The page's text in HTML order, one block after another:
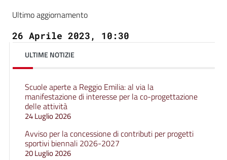
Ultimo aggiornamento
26 Aprile 2023, 10:30
ULTIME NOTIZIE
Scuole aperte a Reggio Emilia: al via la
manifestazione di interesse per la co-progettazione
delle attività
24 Luglio 2026
Avviso per la concessione di contributi per progetti
sportivi biennali 2026-2027
20 Luglio 2026